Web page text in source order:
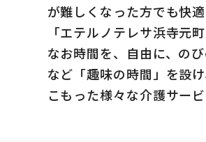
が難しくなった方でも快
「エテルノテレサ浜寺元
なお時間を、自由に、の
など「趣味の時間」を設
こもった様々な介護サー